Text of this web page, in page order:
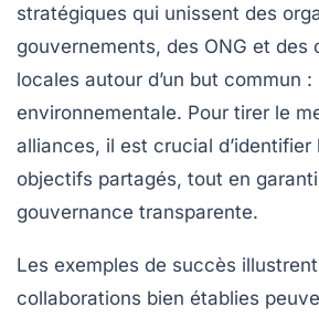
stratégiques qui unissent des
gouvernements, des ONG et des
locales autour d’un but commun :
environnementale. Pour tirer le
alliances, il est crucial d’identifier
objectifs partagés, tout en
gouvernance transparente.
Les exemples de succès
collaborations bien établies